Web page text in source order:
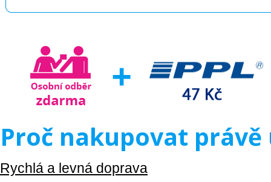
Proč nakupovat právě
Rychlá a levná doprava